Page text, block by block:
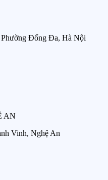
Đống Đa, Hà Nội
AN
Vinh, Nghệ An